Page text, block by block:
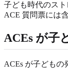
子ども時代のス
ACE 質問票には
ACEs が子
ACEs が子どもの